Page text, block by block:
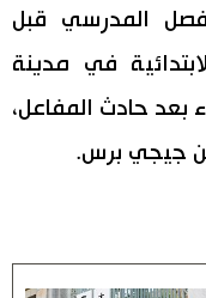
المدرسي قبل
في مدينة
بعد حادث المفاعل،
جيجي برس.